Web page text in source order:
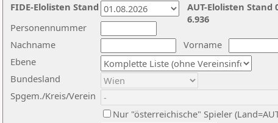
Nachname
Vorname
Ebene
Personennummer
Bundesland
Spgem./Kreis/Verein
Nur "österreichische" Spieler
AUT-Elolisten Stand
6.936
FIDE-Elolisten Stand